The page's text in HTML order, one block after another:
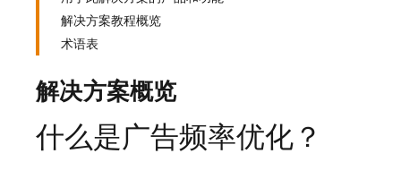
解决方案教程概览
术语表
解决方案概览
什么是广告频率优化？